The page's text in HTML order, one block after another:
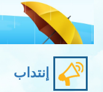
إنتداب